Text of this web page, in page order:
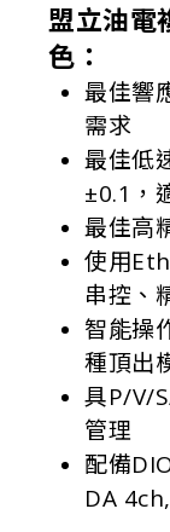
盟立油電
色：
最佳響
需求
最佳低
±0.1，
最佳高
使用
串控、
智能操
種頂出
具P/V/
管理
配備
DA